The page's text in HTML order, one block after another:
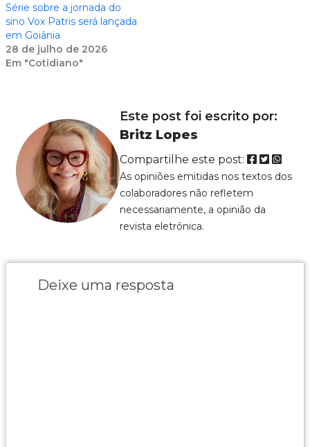
Série sobre a jornada do
sino Vox Patris será lançada
em Goiânia
28 de julho de 2026
Em "Cotidiano"
Este post foi escrito por:
Britz Lopes
Compartilhe este post:
As opiniões emitidas nos textos dos
colaboradores não refletem
necessariamente, a opinião da
revista eletrônica.
Deixe uma resposta